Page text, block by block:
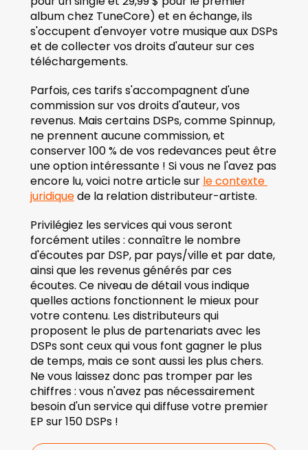
album chez TuneCore) et en échange, ils
s'occupent d'envoyer votre musique aux DSPs
et de collecter vos droits d'auteur sur ces
téléchargements.
Parfois, ces tarifs s'accompagnent d'une
commission sur vos droits d'auteur, vos
revenus. Mais certains DSPs, comme Spinnup,
ne prennent aucune commission, et
conserver 100 % de vos redevances peut être
une option intéressante ! Si vous ne l'avez pas
encore lu, voici notre article sur le contexte
juridique de la relation distributeur-artiste.
Privilégiez les services qui vous seront
forcément utiles : connaître le nombre
d'écoutes par DSP, par pays/ville et par date,
ainsi que les revenus générés par ces
écoutes. Ce niveau de détail vous indique
quelles actions fonctionnent le mieux pour
votre contenu. Les distributeurs qui
proposent le plus de partenariats avec les
DSPs sont ceux qui vous font gagner le plus
de temps, mais ce sont aussi les plus chers.
Ne vous laissez donc pas tromper par les
chiffres : vous n'avez pas nécessairement
besoin d'un service qui diffuse votre premier
EP sur 150 DSPs !